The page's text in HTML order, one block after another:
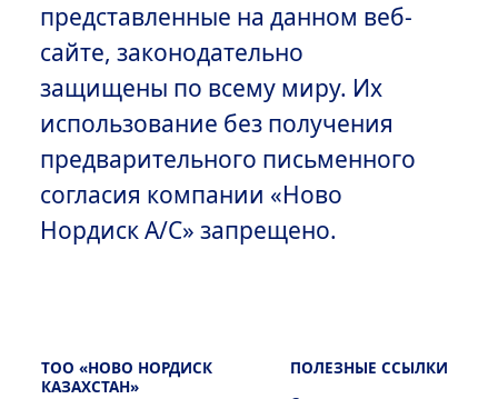
представленные на данном веб-
сайте, законодательно
защищены по всему миру. Их
использование без получения
предварительного письменного
согласия компании «Ново
Нордиск А/С» запрещено.
ТОО «НОВО НОРДИСК
КАЗАХСТАН»
ПОЛЕЗНЫЕ ССЫЛКИ